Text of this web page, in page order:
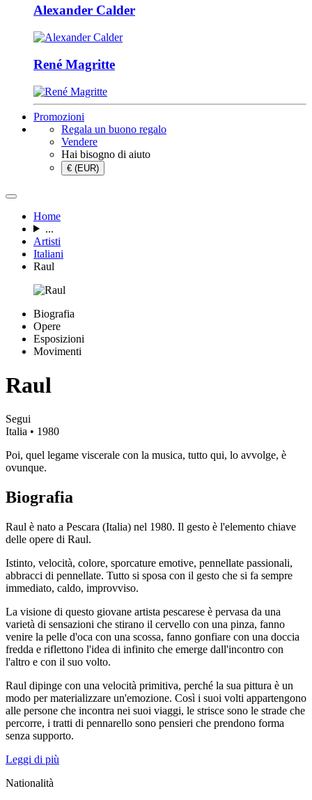
Alexander Calder
René Magritte
Promozioni
Regala un buono regalo
Vendere
Hai bisogno di aiuto
€ (EUR)
Home
...
Artisti
Italiani
Raul
Biografia
Opere
Esposizioni
Movimenti
Raul
Segui
Italia • 1980
Poi, quel legame viscerale con la musica, tutto qui, lo avvolge, è
ovunque.
Biografia
Raul è nato a Pescara (Italia) nel 1980. Il gesto è l'elemento chiave
delle opere di Raul.
Istinto, velocità, colore, sporcature emotive, pennellate passionali,
abbracci di pennellate. Tutto si sposa con il gesto che si fa sempre
immediato, caldo, improvviso.
La visione di questo giovane artista pescarese è pervasa da una
varietà di sensazioni che stirano il cervello con una pinza, fanno
venire la pelle d'oca con una scossa, fanno gonfiare con una doccia
fredda e riflettono l'idea di infinito che emerge dall'incontro con
l'altro e con il suo volto.
Raul dipinge con una velocità primitiva, perché la sua pittura è un
modo per materializzare un'emozione. Così i suoi volti appartengono
alle persone che incontra nei suoi viaggi, le strisce sono le strade che
percorre, i tratti di pennarello sono pensieri che prendono forma
senza supporto.
Leggi di più
Nationalità